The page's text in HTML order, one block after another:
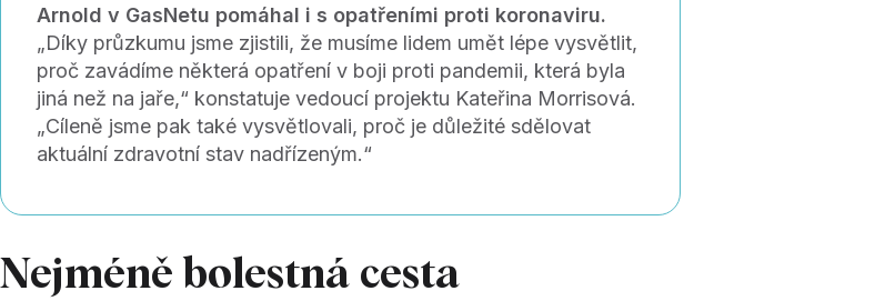
Arnold v GasNetu pomáhal i s opatřeními proti koronaviru.
„Díky průzkumu jsme zjistili, že musíme lidem umět lépe vysvětlit,
proč zavádíme některá opatření v boji proti pandemii, která byla
jiná než na jaře,“ konstatuje vedoucí projektu Kateřina Morrisová.
„Cíleně jsme pak také vysvětlovali, proč je důležité sdělovat
aktuální zdravotní stav nadřízeným.“
Nejméně bolestná cesta